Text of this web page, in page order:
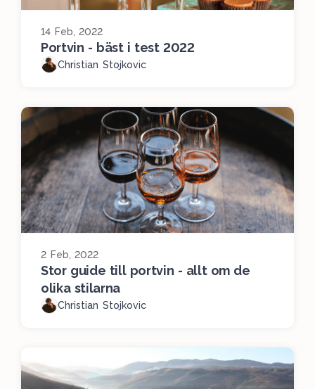
14 Feb, 2022
Portvin - bäst i test 2022
Christian Stojkovic
2 Feb, 2022
Stor guide till portvin - allt om de
olika stilarna
Christian Stojkovic